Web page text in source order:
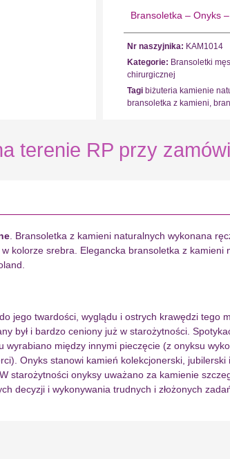
Bransoletka – Onyks
Nr naszyjnika: KAM1014
Kategorie: Bransoletki
chirurgicznej
Tagi biżuteria kamienie
bransoletka z kamieni ,
terenie RP przy
. Bransoletka z kamieni naturalnych wykonana
kolorze srebra. Elegancka bransoletka z
jego twardości, wyglądu i ostrych krawędzi tego
był i bardzo ceniony już w starożytności.
między innymi pieczęcie (z onyksu
Onyks stanowi kamień kolekcjonerski,
starożytności onyksy uważano za kamienie
decyzji i wykonywania trudnych i złożonych